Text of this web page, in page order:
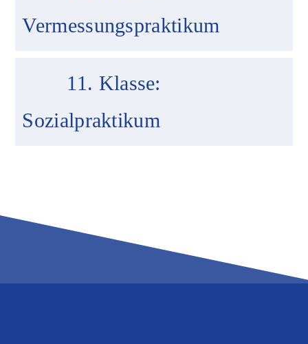
Vermessungspraktikum
11. Klasse:
Sozialpraktikum